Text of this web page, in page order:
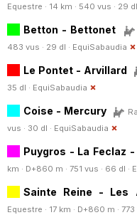
Equestre · 14 km · 540 vus · 29 dl
Betton - Bettonet
483 vus · 29 dl · EquiSabaudia
Le Pontet - Arvillard
35 dl · EquiSabaudia
Coise - Mercury
vus · 30 dl · EquiSabaudia
Puygros - La Feclaz
km · D+860 m · 751 vus · 66 dl ·
Sainte Reine - Les
Equestre · 17 km · D+860 m ·